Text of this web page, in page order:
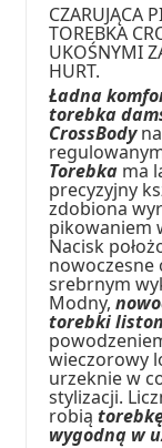
CZARUJĄCA
TOREBKA
UKOŚNYMI
HURT.
Ładna
torebka
CrossBodyna
Torebka ma
precyzyjny
zdobiona
pikowaniem
Nacisk
nowoczesne
srebrnym
Modny,
torebki
wieczorowy
urzeknie w
stylizacji.
robią
wygodną w